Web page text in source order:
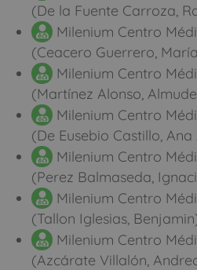
(De la Fuente Carroza,
Milenium Centro
(Ceacero Guerrero,
Milenium Centro
(Martínez Alonso,
Milenium Centro
(De Eusebio Castillo,
Milenium Centro
(Perez Balmaseda,
Milenium Centro
(Tallon Iglesias,
Milenium Centro
(Azcárate Villalón,